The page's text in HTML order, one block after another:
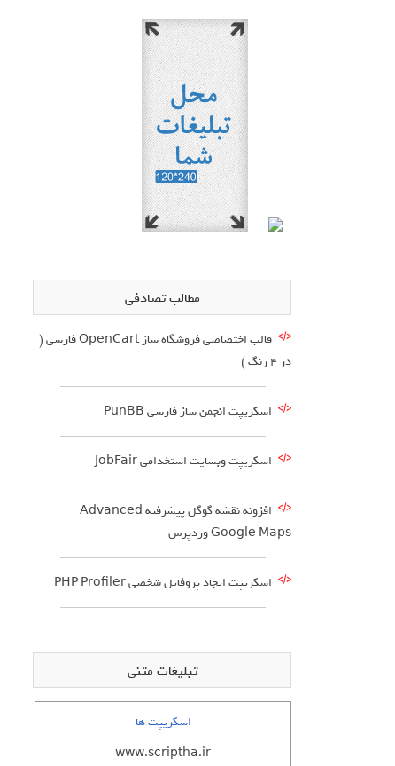
مطالب تصادفی
قالب اختصاصی فروشگاه ساز OpenCart فارسی (
در 4 رنگ )
اسکریپت انجمن ساز فارسی PunBB
اسکریپت وبسایت استخدامی JobFair
افزونه نقشه گوگل پیشرفته Advanced
Google Maps وردپرس
اسکریپت ایجاد پروفایل شخصی PHP Profiler
تبلیغات متنی
اسکریپت ها
www.scriptha.ir